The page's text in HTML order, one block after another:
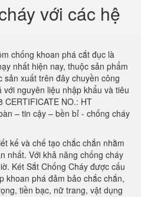
với các hệ
chống khoan phá cắt đục là
nhất hiện nay, thuộc sản phẩm
xuất trên đây chuyền công
nguyên liệu nhập khẩu và tiêu
CERTIFICATE NO.: HT
– tin cậy – bền bỉ - chống cháy
kế và chế tạo chắc chắn nhằm
nhất. Với khả năng chống cháy
Két Sắt Chống Cháy được cấu
khoan phá đảm bảo chắc chắn,
tiền bạc, nữ trang, vật dụng